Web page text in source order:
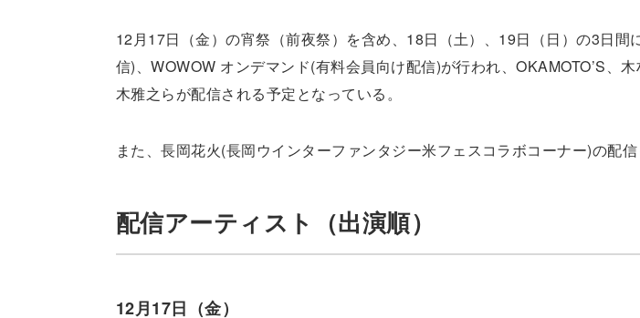
12月17日（金）の宵祭（前夜祭）を含め、18日（土）、19日（日）の3日
信)、WOWOW オンデマンド(有料会員向け配信)が行われ、OKAMOTO’S、
木雅之らが配信される予定となっている。
また、長岡花火(長岡ウインターファンタジー米フェスコラボコーナー)の配信
配信アーティスト（出演順）
12月17日（金）